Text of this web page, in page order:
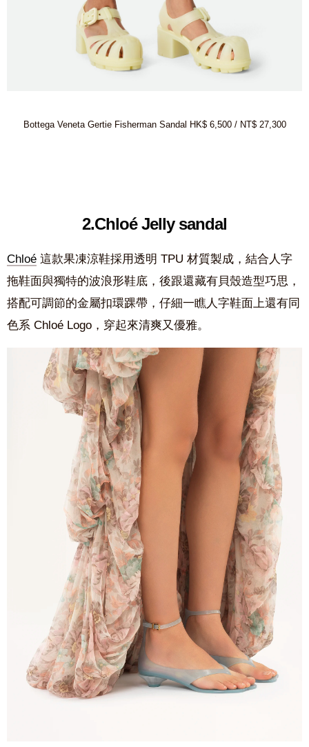
Bottega Veneta Gertie Fisherman Sandal HK$ 6,500 / NT$ 27,300
2.Chloé Jelly sandal
Chloé 這款果凍涼鞋採用透明 TPU 材質製成，結合人字
拖鞋面與獨特的波浪形鞋底，後跟還藏有貝殼造型巧思，
搭配可調節的金屬扣環踝帶，仔細一瞧人字鞋面上還有同
色系 Chloé Logo，穿起來清爽又優雅。